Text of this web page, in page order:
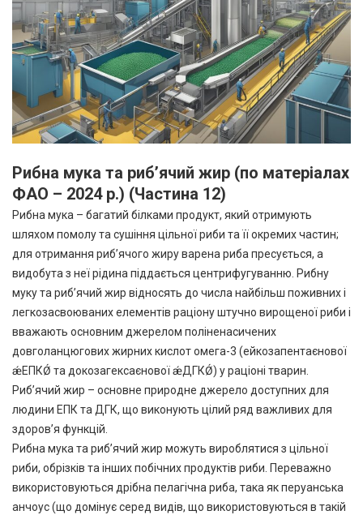
Рибна мука та риб’ячий жир (по матеріалах
ФАО – 2024 р.) (Частина 12)
Рибна мука – багатий білками продукт, який отримують
шляхом помолу та сушіння цільної риби та її окремих частин;
для отримання риб’ячого жиру варена риба пресується, а
видобута з неї рідина піддається центрифугуванню. Рибну
муку та риб’ячий жир відносять до числа найбільш поживних і
легкозасвоюваних елементів раціону штучно вирощеної риби і
вважають основним джерелом поліненасичених
довголанцюгових жирних кислот омега-3 (ейкозапентаєнової
ǽЕПКǾ та докозагексаєнової ǽДГКǾ) у раціоні тварин.
Риб’ячий жир – основне природне джерело доступних для
людини ЕПК та ДГК, що виконують цілий ряд важливих для
здоров’я функцій.
Рибна мука та риб’ячий жир можуть вироблятися з цільної
риби, обрізків та інших побічних продуктів риби. Переважно
використовуються дрібна пелагічна риба, така як перуанська
анчоус (що домінує серед видів, що використовуються в такій